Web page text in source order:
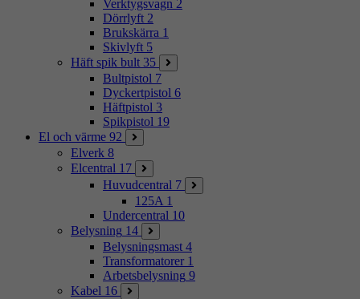
Verktygsvagn 2
Dörrlyft 2
Brukskärra 1
Skivlyft 5
Häft spik bult 35
Bultpistol 7
Dyckertpistol 6
Häftpistol 3
Spikpistol 19
El och värme 92
Elverk 8
Elcentral 17
Huvudcentral 7
125A 1
Undercentral 10
Belysning 14
Belysningsmast 4
Transformatorer 1
Arbetsbelysning 9
Kabel 16